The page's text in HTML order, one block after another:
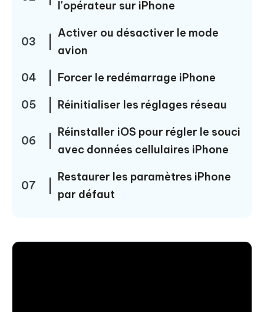
l'opérateur sur iPhone
03
Activer ou désactiver le mode
avion
04
Forcer le redémarrage iPhone
05
Réinitialiser les réglages réseau
06
Réinstaller iOS pour régler le souci
avec données cellulaires iPhone
07
Restaurer les paramètres iPhone
par défaut